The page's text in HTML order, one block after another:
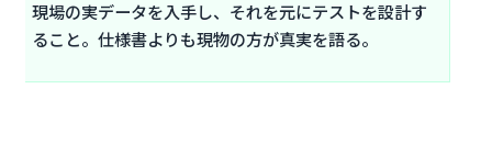
現場の実データを入手し、それを元にテストを設計す
ること。仕様書よりも現物の方が真実を語る。